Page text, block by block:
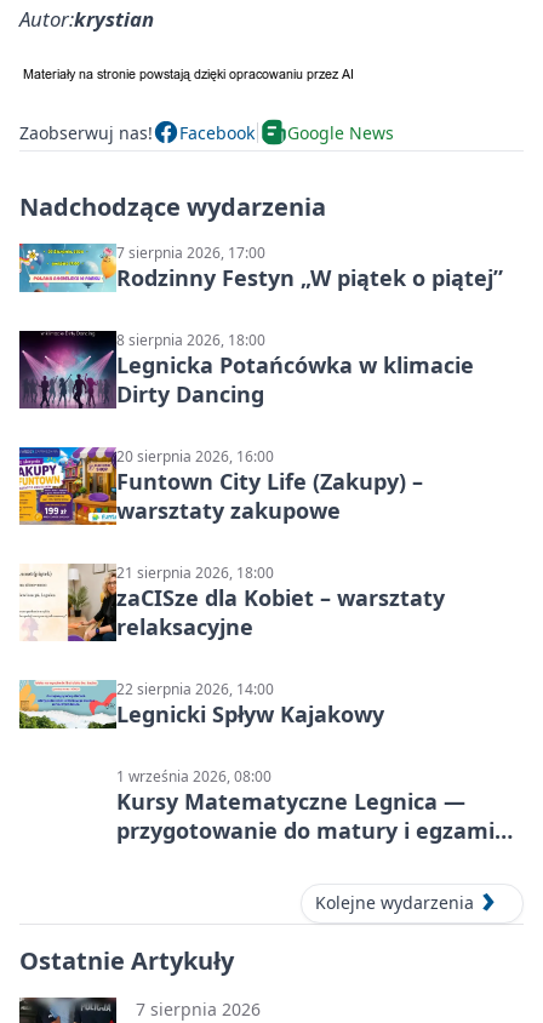
Autor:krystian
Zaobserwuj nas! Facebook Google News
Nadchodzące wydarzenia
7 sierpnia 2026, 17:00
Rodzinny Festyn „W piątek o piątej”
8 sierpnia 2026, 18:00
Legnicka Potańcówka w klimacie
Dirty Dancing
20 sierpnia 2026, 16:00
Funtown City Life (Zakupy) –
warsztaty zakupowe
21 sierpnia 2026, 18:00
zaCISze dla Kobiet – warsztaty
relaksacyjne
22 sierpnia 2026, 14:00
Legnicki Spływ Kajakowy
1 września 2026, 08:00
Kursy Matematyczne Legnica —
przygotowanie do matury i egzaminu
Kolejne wydarzenia
Ostatnie Artykuły
7 sierpnia 2026